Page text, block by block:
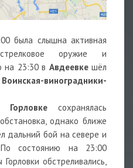
была слышна активная
оружие и
на 23:30 в Авдеевкешёл
Воинская-виноградники-
Горловкесохранялась
однако ближе
дальний бой на севере и
По состоянию на 23:00
обстреливались,